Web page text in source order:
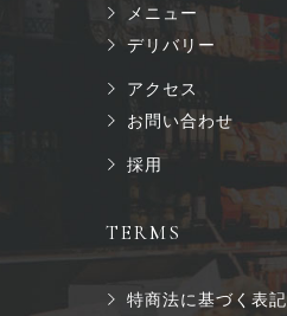
メニュー
デリバリー
アクセス
お問い合わせ
採用
TERMS
特商法に基づく表記